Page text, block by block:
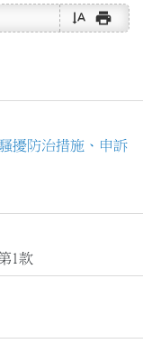
text_rotate_vertical print
擾防治措施、申訴
1款